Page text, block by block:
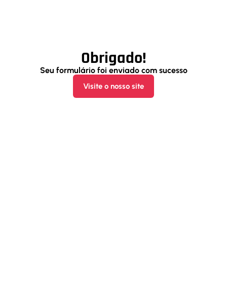
Obrigado!
Seu formulário foi enviado com sucesso
Visite o nosso site